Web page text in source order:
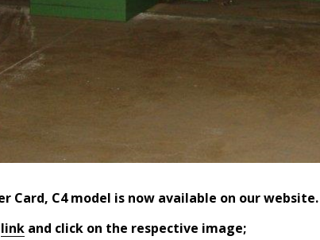
Card, C4 model is now available on our
link and click on the respective image;